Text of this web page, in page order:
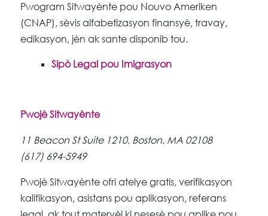
Pwogram Sitwayènte pou Nouvo Ameriken
(CNAP), sèvis alfabetizasyon finansyè, travay,
edikasyon, jèn ak sante disponib tou.
Sipò Legal pou Imigrasyon
Pwojè Sitwayènte
11 Beacon St Suite 1210, Boston, MA 02108
(617) 694-5949
Pwojè Sitwayènte ofri atelye gratis, verifikasyon
kalifikasyon, asistans pou aplikasyon, referans